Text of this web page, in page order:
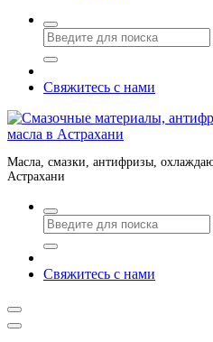
Свяжитесь с нами
Масла, смазки, антифризы,
Астрахани
Свяжитесь с нами